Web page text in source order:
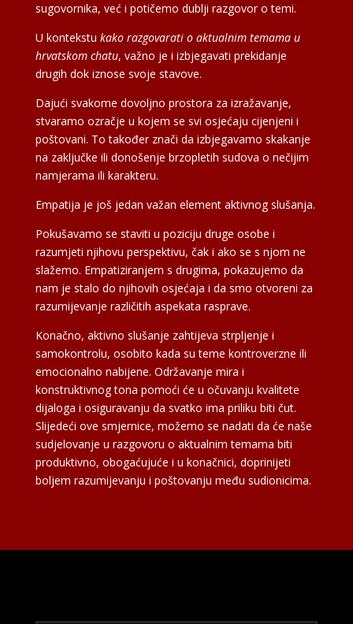
sugovornika, već i potičemo dublji razgovor o temi.
U kontekstu kako razgovarati o aktualnim temama u
hrvatskom chatu, važno je i izbjegavati prekidanje
drugih dok iznose svoje stavove.
Dajući svakome dovoljno prostora za izražavanje,
stvaramo ozračje u kojem se svi osjećaju cijenjeni i
poštovani. To također znači da izbjegavamo skakanje
na zaključke ili donošenje brzopletih sudova o nečijim
namjerama ili karakteru.
Empatija je još jedan važan element aktivnog slušanja.
Pokušavamo se staviti u poziciju druge osobe i
razumjeti njihovu perspektivu, čak i ako se s njom ne
slažemo. Empatiziranjem s drugima, pokazujemo da
nam je stalo do njihovih osjećaja i da smo otvoreni za
razumijevanje različitih aspekata rasprave.
Konačno, aktivno slušanje zahtijeva strpljenje i
samokontrolu, osobito kada su teme kontroverzne ili
emocionalno nabijene. Održavanje mira i
konstruktivnog tona pomoći će u očuvanju kvalitete
dijaloga i osiguravanju da svatko ima priliku biti čut.
Slijedeći ove smjernice, možemo se nadati da će naše
sudjelovanje u razgovoru o aktualnim temama biti
produktivno, obogaćujuće i u konačnici, doprinijeti
boljem razumijevanju i poštovanju među sudionicima.